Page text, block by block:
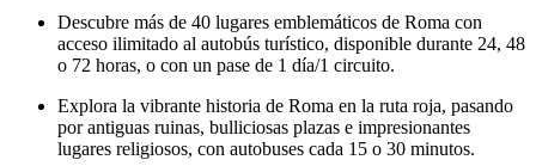
Descubre más de 40 lugares emblemáticos de Roma con
acceso ilimitado al autobús turístico, disponible durante 24, 48
o 72 horas, o con un pase de 1 día/1 circuito.
Explora la vibrante historia de Roma en la ruta roja, pasando
por antiguas ruinas, bulliciosas plazas e impresionantes
lugares religiosos, con autobuses cada 15 o 30 minutos.